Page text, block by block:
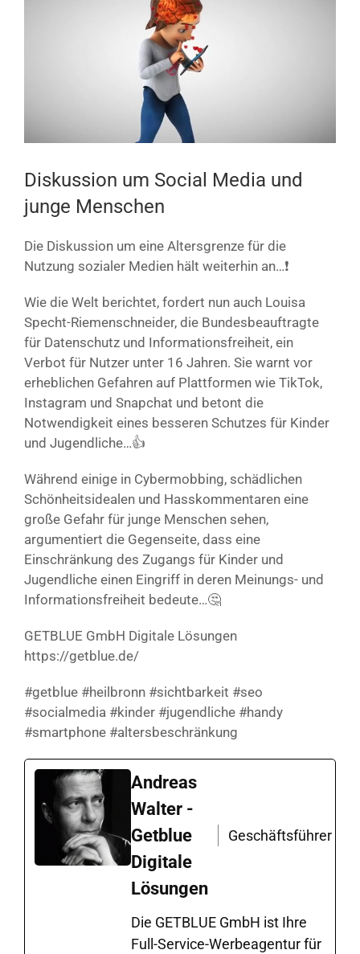
Diskussion um Social Media und
junge Menschen
Die Diskussion um eine Altersgrenze für die
Nutzung sozialer Medien hält weiterhin an…❗
Wie die Welt berichtet, fordert nun auch Louisa
Specht-Riemenschneider, die Bundesbeauftragte
für Datenschutz und Informationsfreiheit, ein
Verbot für Nutzer unter 16 Jahren. Sie warnt vor
erheblichen Gefahren auf Plattformen wie TikTok,
Instagram und Snapchat und betont die
Notwendigkeit eines besseren Schutzes für Kinder
und Jugendliche…👍
Während einige in Cybermobbing, schädlichen
Schönheitsidealen und Hasskommentaren eine
große Gefahr für junge Menschen sehen,
argumentiert die Gegenseite, dass eine
Einschränkung des Zugangs für Kinder und
Jugendliche einen Eingriff in deren Meinungs- und
Informationsfreiheit bedeute…🤔
GETBLUE GmbH Digitale Lösungen
https://getblue.de/
#getblue #heilbronn #sichtbarkeit #seo
#socialmedia #kinder #jugendliche #handy
#smartphone #altersbeschränkung
Andreas
Walter -
Getblue
Digitale
Lösungen
Geschäftsführer
Die GETBLUE GmbH ist Ihre
Full-Service-Werbeagentur für